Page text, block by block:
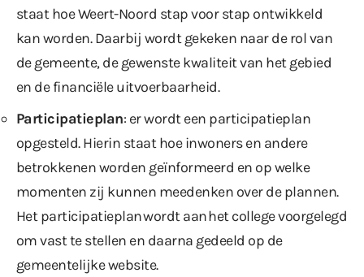
staat hoe Weert-Noord stap voor stap ontwikkeld
kan worden. Daarbij wordt gekeken naar de rol van
de gemeente, de gewenste kwaliteit van het gebied
en de financiële uitvoerbaarheid.
Participatieplan: er wordt een participatieplan
opgesteld. Hierin staat hoe inwoners en andere
betrokkenen worden geïnformeerd en op welke
momenten zij kunnen meedenken over de plannen.
Het participatieplan wordt aan het college voorgelegd
om vast te stellen en daarna gedeeld op de
gemeentelijke website.